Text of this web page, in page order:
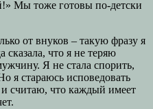
Мы тоже готовы по-детски
от внуков – такую фразу я
сказала, что я не теряю
Я не стала спорить,
я стараюсь исповедовать
считаю, что каждый имеет